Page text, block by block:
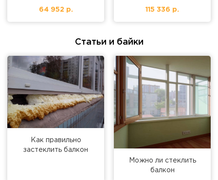
64 952 р. 115 336 р.
Статьи и байки
Как правильно
застеклить балкон
Можно ли стеклить
балкон